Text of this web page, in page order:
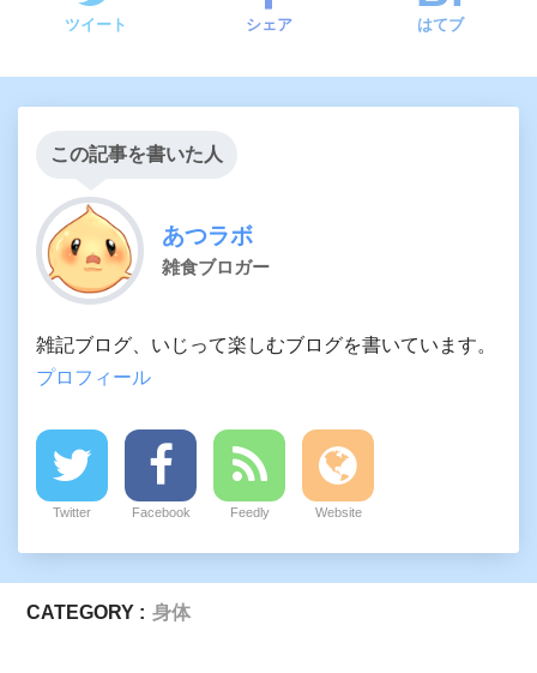
ツイート シェア はてブ
この記事を書いた人
あつラボ
雑食ブロガー
雑記ブログ、いじって楽しむブログを書いています。
プロフィール
Twitter Facebook Feedly Website
CATEGORY : 身体